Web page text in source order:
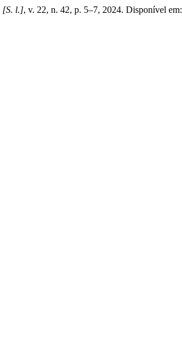
[S. l.], v. 22, n. 42, p. 5–7, 2024. Disponível em: